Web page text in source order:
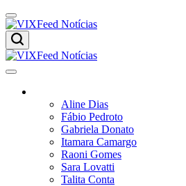
Aline Dias
Fábio Pedroto
Gabriela Donato
Itamara Camargo
Raoni Gomes
Sara Lovatti
Talita Conta